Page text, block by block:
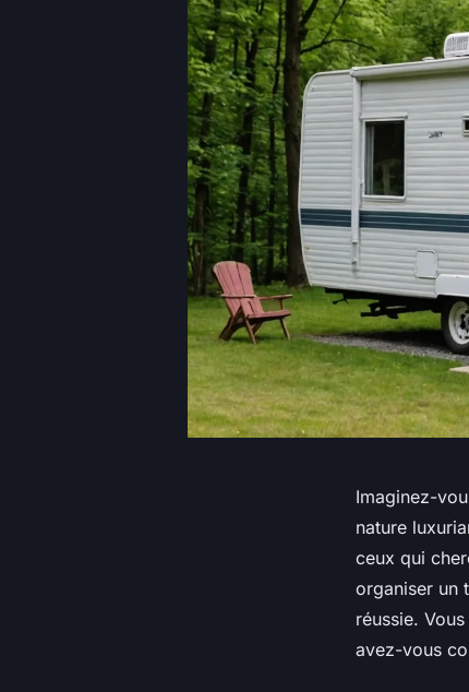
Imaginez-
nature
ceux qui
organiser un
réussie.
avez-vous